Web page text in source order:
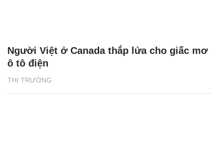
THỊ TRƯỜNG
Người Việt ở Canada thắp lửa cho giấc mơ
ô tô điện